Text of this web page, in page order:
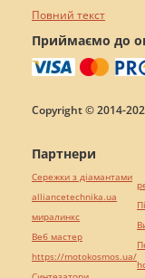
Повний текст
Приймаємо до
Copyright © 2014-
Партнери
Сережки з діамантами
alliancetechnika.ua
миралинкс
Веб мастер
https://motokosmos.ua/